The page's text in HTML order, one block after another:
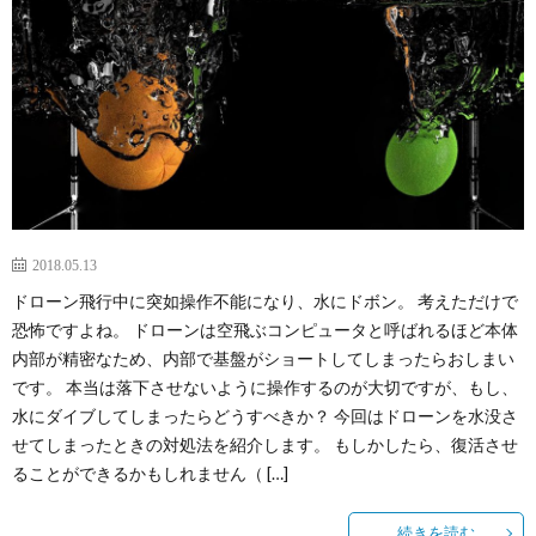
2018.05.13
ドローン飛行中に突如操作不能になり、水にドボン。 考えただけで
恐怖ですよね。 ドローンは空飛ぶコンピュータと呼ばれるほど本体
内部が精密なため、内部で基盤がショートしてしまったらおしまい
です。 本当は落下させないように操作するのが大切ですが、もし、
水にダイブしてしまったらどうすべきか？ 今回はドローンを水没さ
せてしまったときの対処法を紹介します。 もしかしたら、復活させ
ることができるかもしれません（ […]